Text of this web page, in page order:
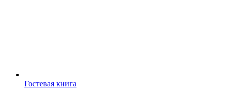
Гостевая книга